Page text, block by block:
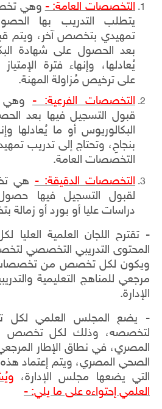
التخصصات العامة: - وهي
يتطلب التدريب بها
تمهيدي بتخصص آخر، ويتم
بعد الحصول على شهادة
يُعادلها، وإنهاء فترة
على ترخيص مُزاولة المهنة.
التخصصات الفرعية: -
قبول التسجيل فيها بعد
البكالوريوس أو ما يُعادلها
بنجاحٍ، وتحتاج إلى تدريب
التخصصات العامة.
التخصصات الدقيقة: - هي
لقبول التسجيل فيها
دراسات عليا أو بورد أو
-تقترح اللجان العلمية
المحتوى التدريبي التخصصي
ويكون لكل تخصص من تخصصات
مرجعي للمناهج التعليمية
الإدارة.
- يضع المجلس العلمي
لتخصصه، وذلك لكل تخصص
المصري، في نطاق الإطار
الصحي المصري، ويتم إعتماد هذه
التي يضعها مجلس الإدارة،
العلمي إحتواءه على ما يلي: -